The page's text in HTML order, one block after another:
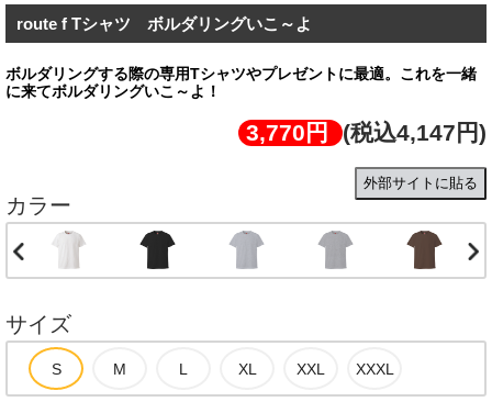
route f Tシャツ ボルダリングいこ～よ
ボルダリングする際の専用Tシャツやプレゼントに最適。これを一緒
に来てボルダリングいこ～よ！
3,770円 (税込4,147円)
外部サイトに貼る
カラー
サイズ